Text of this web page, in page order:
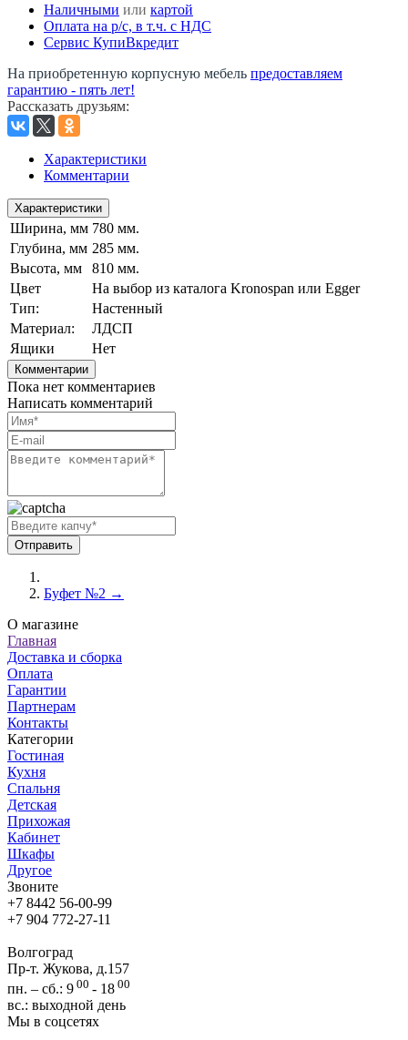
Наличными или картой
Оплата на р/c, в т.ч. с НДС
Сервис КупиВкредит
На приобретенную корпусную мебель предоставляем
гарантию - пять лет!
Рассказать друзьям:
Характеристики
Комментарии
Характеристики
Ширина, мм 780 мм.
Глубина, мм 285 мм.
Высота, мм
810 мм.
Цвет
На выбор из каталога Kronospan или Egger
Тип:
Настенный
Материал:
ЛДСП
Ящики
Нет
Комментарии
Пока нет комментариев
Написать комментарий
Буфет №2 →
О магазине
Главная
Доставка и сборка
Оплата
Гарантии
Партнерам
Контакты
Категории
Гостиная
Кухня
Спальня
Детская
Прихожая
Кабинет
Шкафы
Другое
Звоните
+7 8442 56-00-99
+7 904 772-27-11
Волгоград
Пр-т. Жукова, д.157
пн. – сб.: 9 00 - 18 00
вс.: выходной день
Мы в соцсетях